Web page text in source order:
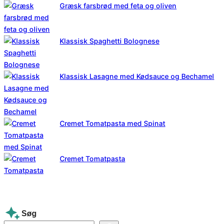
Græsk farsbrød med feta og oliven
Klassisk Spaghetti Bolognese
Klassisk Lasagne med Kødsauce og Bechamel
Cremet Tomatpasta med Spinat
Cremet Tomatpasta
Søg